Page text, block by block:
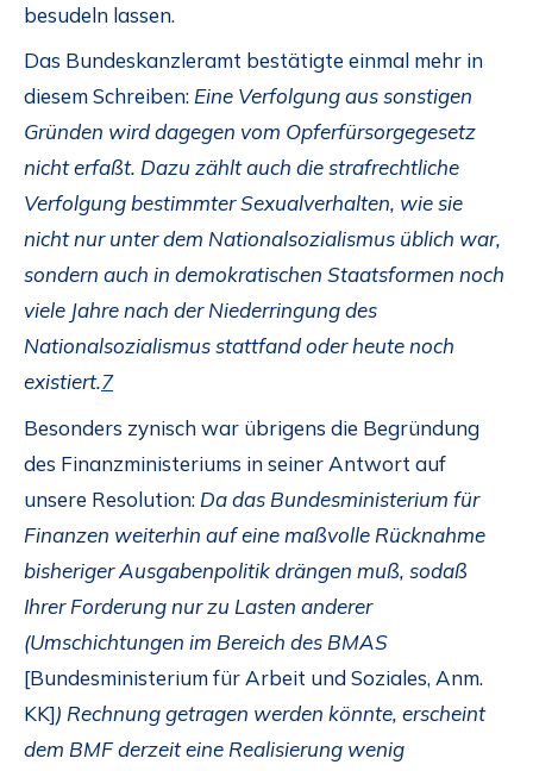
besudeln lassen.
Das Bundeskanzleramt bestätigte einmal mehr in
diesem Schreiben:Eine Verfolgung aus sonstigen
Gründen wird dagegen vom Opferfürsorgegesetz
nicht erfaßt. Dazu zählt auch die strafrechtliche
Verfolgung bestimmter Sexualverhalten, wie sie
nicht nur unter dem Nationalsozialismus üblich war,
sondern auch in demokratischen Staatsformen noch
viele Jahre nach der Niederringung des
Nationalsozialismus stattfand oder heute noch
existiert.7
Besonders zynisch war übrigens die Begründung
des Finanzministeriums in seiner Antwort auf
unsere Resolution: Da das Bundesministerium für
Finanzen weiterhin auf eine maßvolle Rücknahme
bisheriger Ausgabenpolitik drängen muß, sodaß
Ihrer Forderung nur zu Lasten anderer
(Umschichtungen im Bereich des BMAS
[Bundesministerium für Arbeit und Soziales, Anm.
KK]) Rechnung getragen werden könnte, erscheint
dem BMF derzeit eine Realisierung wenig